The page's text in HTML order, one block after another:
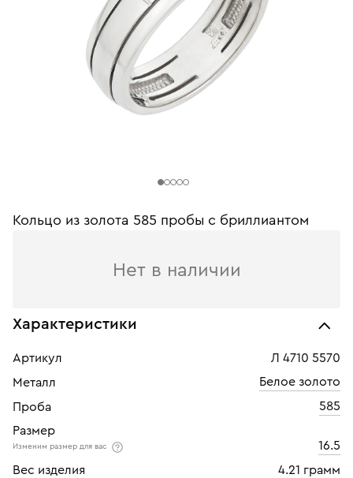
Кольцо из золота 585 пробы c бриллиантом
Нет в наличии
Характеристики
Артикул
Л 4710 5570
Металл
Белое золото
Проба
585
Размер
Изменим размер для вас
16.5
Вес изделия
4.21 грамм